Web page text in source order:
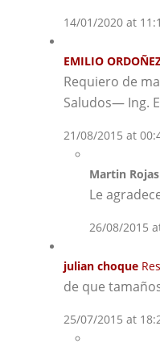
14/01/2020 at
EMILIO
Requiero de
Saludos— Ing.
21/08/2015 at
Martin Rojas
Le
26/08/2015
julian choque
de que
25/07/2015 at